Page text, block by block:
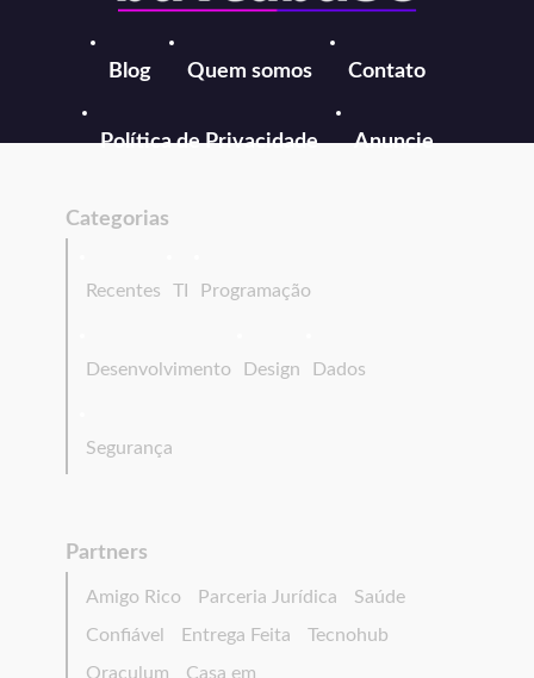
Blog Quem somos Contato
Política de Privacidade Anuncie
Categorias
Recentes TI Programação
Desenvolvimento Design Dados
Segurança
Partners
Amigo Rico Parceria Jurídica
Saúde
Confiável
Entrega Feita
Tecnohub
Oraculum
Casa em